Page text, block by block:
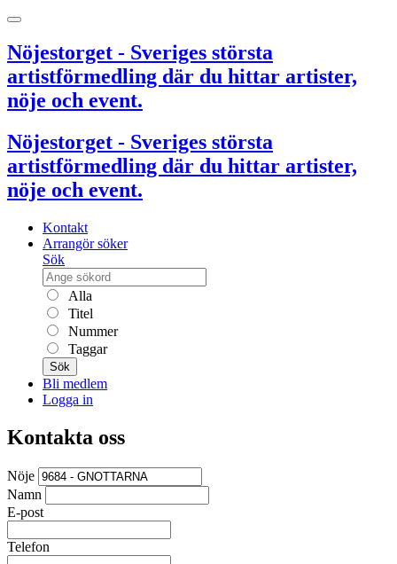
Nöjestorget - Sveriges största
artistförmedling där du hittar artister,
nöje och event.
Nöjestorget - Sveriges största
artistförmedling där du hittar artister,
nöje och event.
Kontakt
Arrangör söker
Sök
Alla
Titel
Nummer
Taggar
Sök
Bli medlem
Logga in
Kontakta oss
Nöje
Namn
E-post
Telefon